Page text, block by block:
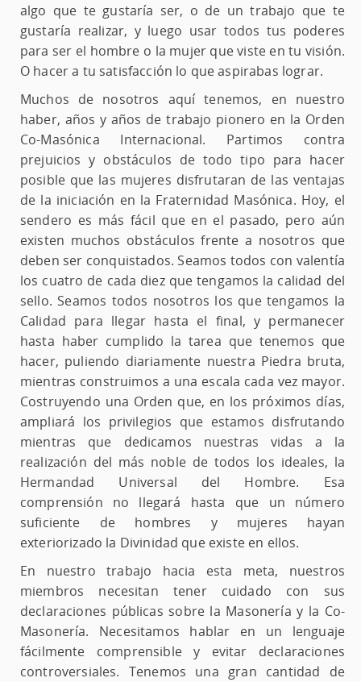
algo que te gustaría ser, o de un trabajo que te
gustaría realizar, y luego usar todos tus poderes
para ser el hombre o la mujer que viste en tu visión.
O hacer a tu satisfacción lo que aspirabas lograr.
Muchos de nosotros aquí tenemos, en nuestro
haber, años y años de trabajo pionero en la Orden
Co-Masónica Internacional. Partimos contra
prejuicios y obstáculos de todo tipo para hacer
posible que las mujeres disfrutaran de las ventajas
de la iniciación en la Fraternidad Masónica. Hoy, el
sendero es más fácil que en el pasado, pero aún
existen muchos obstáculos frente a nosotros que
deben ser conquistados. Seamos todos con valentía
los cuatro de cada diez que tengamos la calidad del
sello. Seamos todos nosotros los que tengamos la
Calidad para llegar hasta el final, y permanecer
hasta haber cumplido la tarea que tenemos que
hacer, puliendo diariamente nuestra Piedra bruta,
mientras construimos a una escala cada vez mayor.
Costruyendo una Orden que, en los próximos días,
ampliará los privilegios que estamos disfrutando
mientras que dedicamos nuestras vidas a la
realización del más noble de todos los ideales, la
Hermandad Universal del Hombre. Esa
comprensión no llegará hasta que un número
suficiente de hombres y mujeres hayan
exteriorizado la Divinidad que existe en ellos.
En nuestro trabajo hacia esta meta, nuestros
miembros necesitan tener cuidado con sus
declaraciones públicas sobre la Masonería y la Co-
Masonería. Necesitamos hablar en un lenguaje
fácilmente comprensible y evitar declaraciones
controversiales. Tenemos una gran cantidad de